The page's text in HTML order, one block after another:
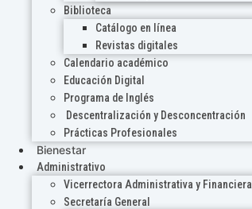
Biblioteca
Catálogo en línea
Revistas digitales
Calendario académico
Educación Digital
Programa de Inglés
Descentralización y Desconcentración
Prácticas Profesionales
Bienestar
Administrativo
Vicerrectora Administrativa y Financiera
Secretaría General